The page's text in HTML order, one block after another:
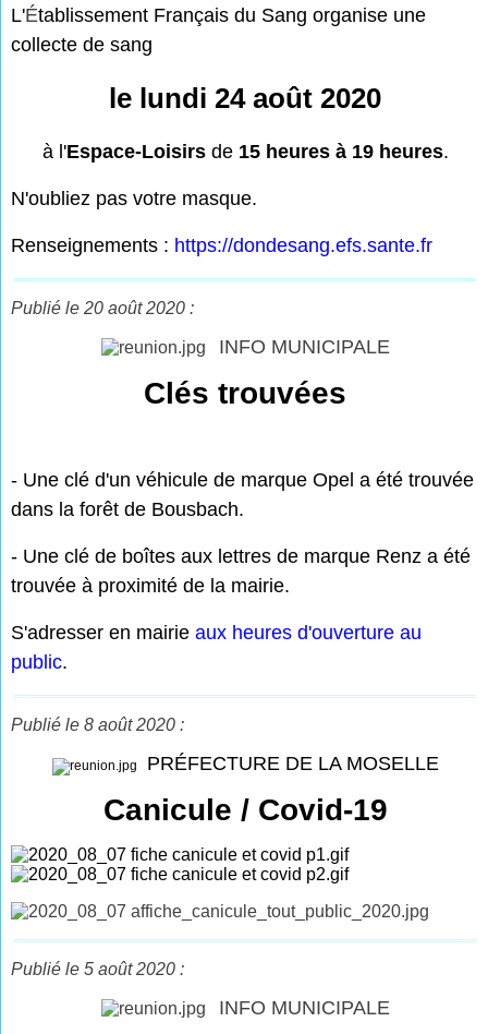
L'Établissement Français du Sang organise une
collecte de sang
le lundi 24 août 2020
à l'Espace-Loisirsde 15 heures à 19 heures.
N'oubliez pas votre masque.
Renseignements : https://dondesang.efs.sante.fr
Publié le 20 août 2020 :
INFO MUNICIPALE
Clés trouvées
- Une clé d'un véhicule de marque Opel a été trouvée
dans la forêt de Bousbach.
- Une clé de boîtes aux lettres de marque Renz a été
trouvée à proximité de la mairie.
S'adresser en mairieaux heures d'ouverture au
public.
Publié le 8 août 2020 :
PRÉFECTURE DE LA MOSELLE
Canicule / Covid-19
Publié le 5 août 2020 :
INFO MUNICIPALE